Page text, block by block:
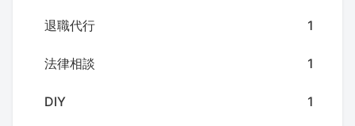
退職代行 1
法律相談 1
DIY 1